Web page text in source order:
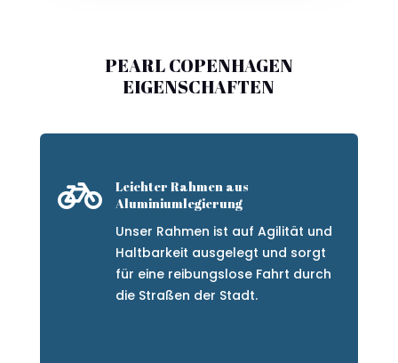
PEARL COPENHAGEN
EIGENSCHAFTEN

Leichter Rahmen aus
Aluminiumlegierung
Unser Rahmen ist auf Agilität und
Haltbarkeit ausgelegt und sorgt
für eine reibungslose Fahrt durch
die Straßen der Stadt.